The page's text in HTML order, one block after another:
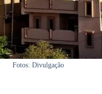
Fotos: Divulgação